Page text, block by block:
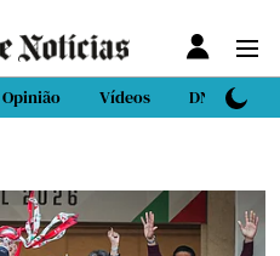
Opinião Vídeos DN Sport